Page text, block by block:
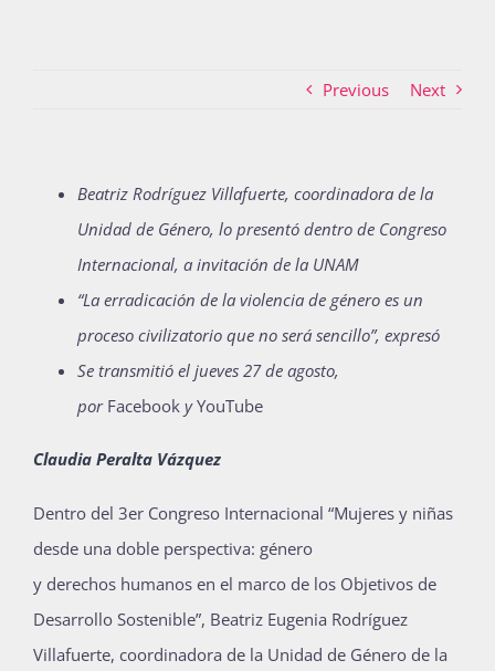
La Boletina
Blog
Recursos
Súmate
Publicaciones
Previous Next
Beatriz Rodríguez Villafuerte, coordinadora de la
Unidad de Género, lo presentó dentro de Congreso
Internacional, a invitación de la UNAM
“La erradicación de la violencia de género es un
proceso civilizatorio que no será sencillo”, expresó
Se transmitió el jueves 27 de agosto,
por Facebook yYouTube
Claudia Peralta Vázquez
Dentro del 3er Congreso Internacional “Mujeres y niñas
desde una doble perspectiva: género
y derechos humanos en el marco de los Objetivos de
Desarrollo Sostenible”, Beatriz Eugenia Rodríguez
Villafuerte, coordinadora de la Unidad de Género de la